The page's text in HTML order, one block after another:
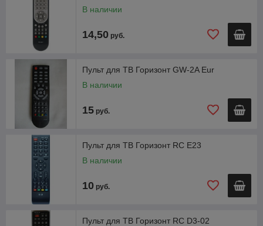
В наличии
14,50 руб.
Пульт для ТВ Горизонт GW-2A Eur
В наличии
15 руб.
Пульт для ТВ Горизонт RC E23
В наличии
10 руб.
Пульт для ТВ Горизонт RC D3-02